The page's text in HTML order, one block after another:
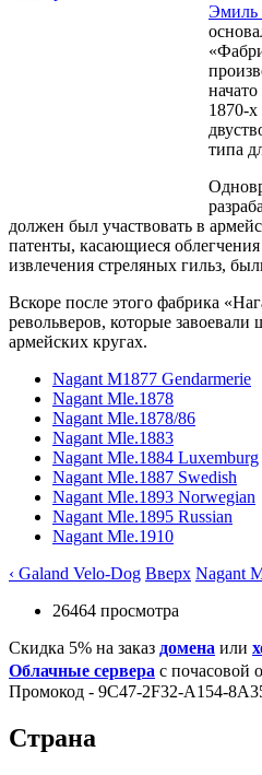
Эмиль
1870-
типа
должен был участвовать в
патенты, касающиеся
извлечения стреляных гильз,
Вскоре после этого фабрика
револьверов, которые
армейских кругах.
Nagant M1877 Gendarmerie
Nagant Mle.1878
Nagant Mle.1878/86
Nagant Mle.1883
Nagant Mle.1884 Luxemburg
Nagant Mle.1887 Swedish
Nagant Mle.1893 Norwegian
Nagant Mle.1895 Russian
Nagant Mle.1910
‹ Galand Velo-Dog Вверх Nagant
26464 просмотра
Скидка 5% на заказ домена или
Облачные сервера с почасовой
Промокод - 9C47-2F32-A154-
Страна